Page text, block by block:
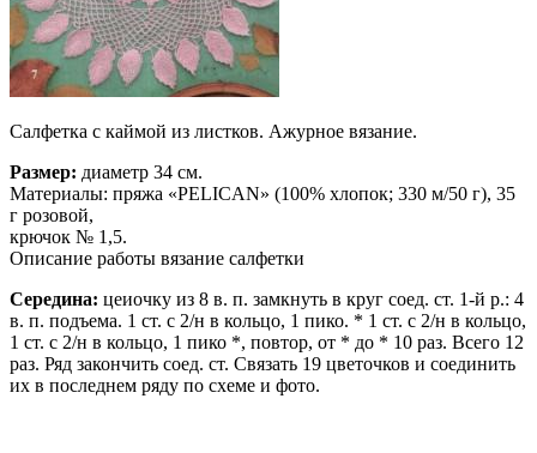
Салфетка с каймой из листков. Ажурное вязание.
Размер: диаметр 34 см.
Материалы: пряжа «PELICAN» (100% хлопок; 330 м/50 г), 35
г розовой,
крючок № 1,5.
Описание работы вязание салфетки
Середина: цеиочку из 8 в. п. замкнуть в круг соед. ст. 1-й р.: 4
в. п. подъема. 1 ст. с 2/н в кольцо, 1 пико. * 1 ст. с 2/н в кольцо,
1 ст. с 2/н в кольцо, 1 пико *, повтор, от * до * 10 раз. Всего 12
раз. Ряд закончить соед. ст. Связать 19 цветочков и соединить
их в последнем ряду по схеме и фото.